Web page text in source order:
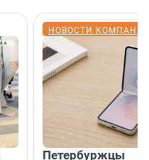
НОВОСТИ
Петербуржцы